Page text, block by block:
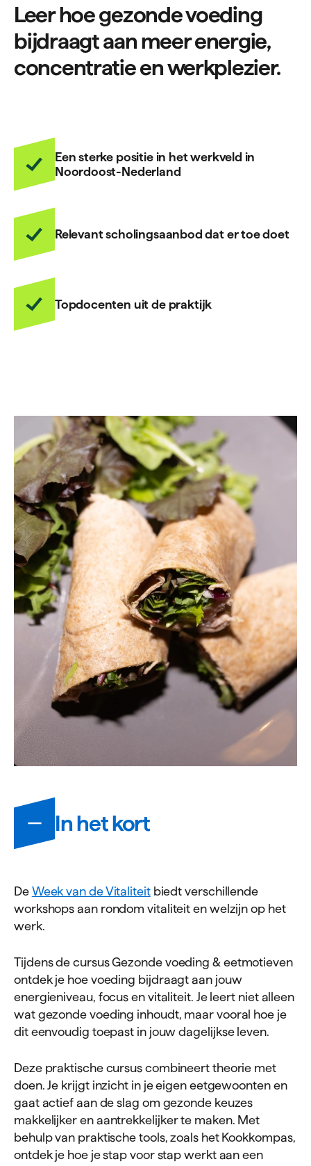
Leer hoe gezonde voeding
bijdraagt aan meer energie,
concentratie en werkplezier.
Een sterke positie in het werkveld in
Noordoost-Nederland
Relevant scholingsaanbod dat er toe doet
Topdocenten uit de praktijk
Informatie
In het kort
De Week van de Vitaliteitbiedt verschillende
workshops aan rondom vitaliteit en welzijn op het
werk.
Tijdens de cursus Gezonde voeding & eetmotieven
ontdek je hoe voeding bijdraagt aan jouw
energieniveau, focus en vitaliteit. Je leert niet alleen
wat gezonde voeding inhoudt, maar vooral hoe je
dit eenvoudig toepast in jouw dagelijkse leven.
Deze praktische cursus combineert theorie met
doen. Je krijgt inzicht in je eigen eetgewoonten en
gaat actief aan de slag om gezonde keuzes
makkelijker en aantrekkelijker te maken. Met
behulp van praktische tools, zoals het Kookkompas,
ontdek je hoe je stap voor stap werkt aan een